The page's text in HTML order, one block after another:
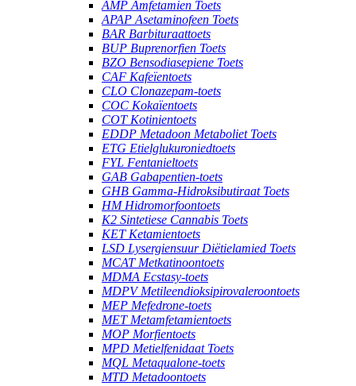
AMP Amfetamien Toets
APAP Asetaminofeen Toets
BAR Barbituraattoets
BUP Buprenorfien Toets
BZO Bensodiasepiene Toets
CAF Kafeïentoets
CLO Clonazepam-toets
COC Kokaïentoets
COT Kotinientoets
EDDP Metadoon Metaboliet Toets
ETG Etielglukuroniedtoets
FYL Fentanieltoets
GAB Gabapentien-toets
GHB Gamma-Hidroksibutiraat Toets
HM Hidromorfoontoets
K2 Sintetiese Cannabis Toets
KET Ketamientoets
LSD Lysergiensuur Diëtielamied Toets
MCAT Metkatinoontoets
MDMA Ecstasy-toets
MDPV Metileendioksipirovaleroontoets
MEP Mefedrone-toets
MET Metamfetamientoets
MOP Morfientoets
MPD Metielfenidaat Toets
MQL Metaqualone-toets
MTD Metadoontoets